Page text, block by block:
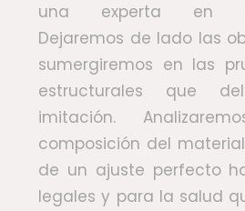
una experta en
Dejaremos de lado las
sumergiremos en las
estructurales que
imitación.
composición del
de un ajuste perfecto
legales y para la salud